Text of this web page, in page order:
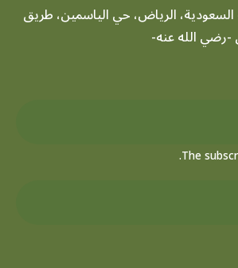
السعودية، الرياض، حي الياسمين، طريق
-رضي الله عنه-
The